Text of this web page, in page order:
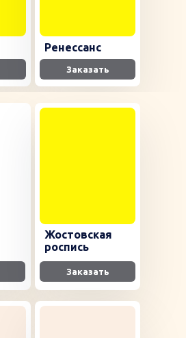
Ренессанс
Заказать
Жостовская
роспись
Заказать